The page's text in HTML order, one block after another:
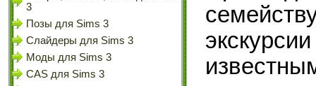
3
Позы для Sims 3
Слайдеры для Sims 3
Моды для Sims 3
CAS для Sims 3